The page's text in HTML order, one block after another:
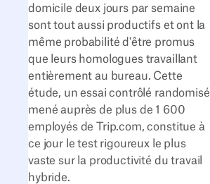
domicile deux jours par semaine
sont tout aussi productifs et ont la
même probabilité d'être promus
que leurs homologues travaillant
entièrement au bureau. Cette
étude, un essai contrôlé randomisé
mené auprès de plus de 1 600
employés de Trip.com, constitue à
ce jour le test rigoureux le plus
vaste sur la productivité du travail
hybride.